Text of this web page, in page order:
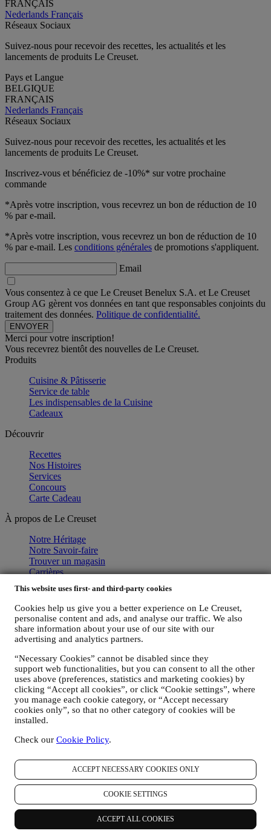
This website uses first- and third-party cookies
Cookies help us give you a better experience on Le Creuset,
personalise content and ads, and analyse our traffic. We also
share information about your use of our site with our
advertising and analytics partners.
“Necessary Cookies” cannot be disabled since they
support web functionalities, but you can consent to all the other
uses above (preferences, statistics and marketing cookies) by
clicking “Accept all cookies”, or click “Cookie settings”, where
you manage each cookie category, or “Accept necessary
cookies only”, so that no other category of cookies will be
installed.
Check our Cookie Policy.
ACCEPT NECESSARY COOKIES ONLY
COOKIE SETTINGS
ACCEPT ALL COOKIES
FRANÇAIS
Nederlands Français
Réseaux Sociaux
Suivez-nous pour recevoir des recettes, les actualités et les
lancements de produits Le Creuset.
Pays et Langue
BELGIQUE
FRANÇAIS
Nederlands Français
Réseaux Sociaux
Suivez-nous pour recevoir des recettes, les actualités et les
lancements de produits Le Creuset.
Inscrivez-vous et bénéficiez de -10%* sur votre prochaine
commande
*Après votre inscription, vous recevrez un bon de réduction de 10
% par e-mail.
*Après votre inscription, vous recevrez un bon de réduction de 10
% par e-mail. Les conditions générales de promotions s'appliquent.
Email
Vous consentez à ce que Le Creuset Benelux S.A. et Le Creuset
Group AG gèrent vos données en tant que responsables conjoints du
traitement des données. Politique de confidentialité.
Merci pour votre inscription!
Vous recevrez bientôt des nouvelles de Le Creuset.
Produits
Cuisine & Pâtisserie
Service de table
Les indispensables de la Cuisine
Cadeaux
Découvrir
Recettes
Nos Histoires
Services
Concours
Carte Cadeau
À propos de Le Creuset
Notre Héritage
Notre Savoir-faire
Trouver un magasin
Carrières
Assistance
Entretien et Utilisation
Garantie
FAQs
Livraison et retours
Nous contacter
Droit de rétractation
Légal
Conditions générales
Conditions Générales de Vente et d'Utilisation des Cartes
Politique de confidentialité
Conditions Générales D'utilisation
Avis sur le respect de la vie privée – Vidéosurveillance en
magasin
Copyright © 2026, Le Creuset Benelux SA. All rights reserved. BE
0880 053 779.
Légal